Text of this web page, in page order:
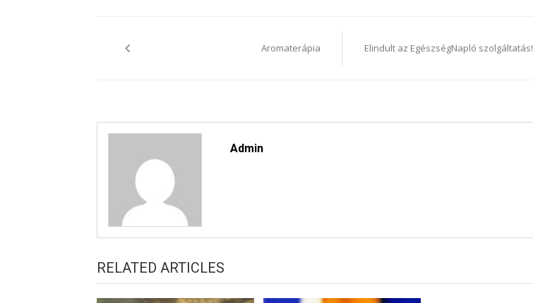
navigáció
Aromaterápia Elindult az EgészségNapló szolgáltatás!
Admin
RELATED ARTICLES